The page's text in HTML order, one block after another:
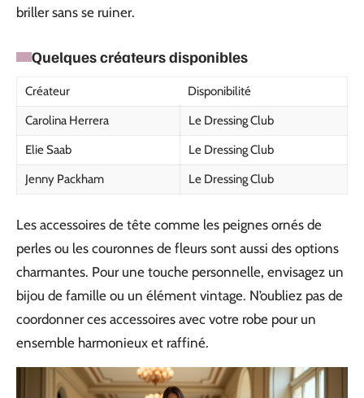
briller sans se ruiner.
Quelques créateurs disponibles
Créateur
Disponibilité
Carolina Herrera
Le Dressing Club
Elie Saab
Le Dressing Club
Jenny Packham
Le Dressing Club
Les accessoires de tête comme les peignes ornés de
perles ou les couronnes de fleurs sont aussi des options
charmantes. Pour une touche personnelle, envisagez un
bijou de famille ou un élément vintage. N’oubliez pas de
coordonner ces accessoires avec votre robe pour un
ensemble harmonieux et raffiné.